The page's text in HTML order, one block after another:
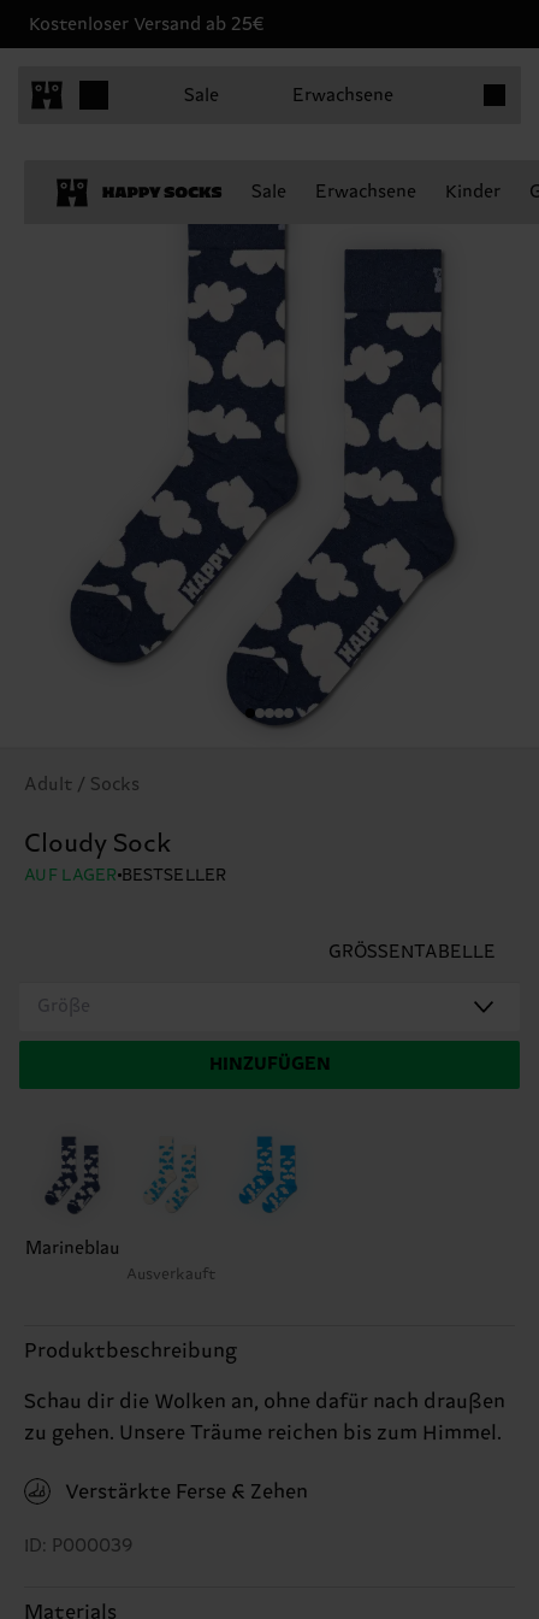
Kostenloser Versand ab 25€
Sale Erwachsene
Sale Erwachsene Kinder
Adult / Socks
Cloudy Sock
AUF LAGER BESTSELLER
GRÖSSENTABELLE
Größe
HINZUFÜGEN
Marineblau
Ausverkauft
Produktbeschreibung
Schau dir die Wolken an, ohne dafür nach draußen
zu gehen. Unsere Träume reichen bis zum Himmel.
Verstärkte Ferse & Zehen
ID: P000039
Materials